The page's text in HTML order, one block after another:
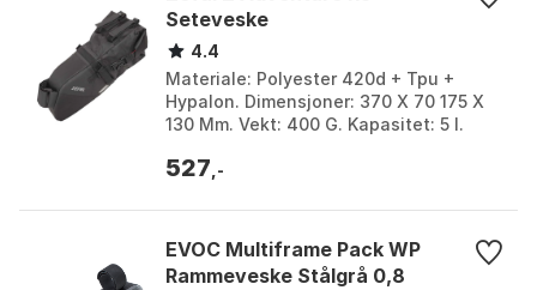
eksisterende enkeltside-løsning på jobbsykler.
Seteveske
4.4
Materiale: Polyester 420d + Tpu +
Hypalon. Dimensjoner: 370 X 70 175 X
130 Mm. Vekt: 400 G. Kapasitet: 5 l.
527 ,-
EVOC Multiframe Pack WP
Rammeveske Stålgrå 0,8